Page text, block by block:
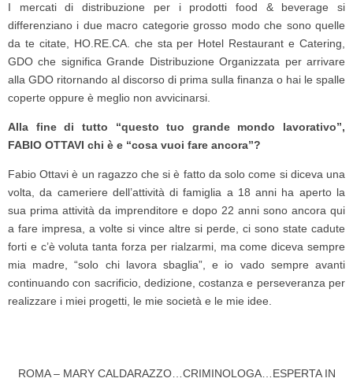
I mercati di distribuzione per i prodotti food & beverage si
differenziano i due macro categorie grosso modo che sono quelle
da te citate, HO.RE.CA. che sta per Hotel Restaurant e Catering,
GDO che significa Grande Distribuzione Organizzata per arrivare
alla GDO ritornando al discorso di prima sulla finanza o hai le spalle
coperte oppure è meglio non avvicinarsi.
Alla fine di tutto “questo tuo grande mondo lavorativo”,
FABIO OTTAVI chi è e “cosa vuoi fare ancora”?
Fabio Ottavi è un ragazzo che si è fatto da solo come si diceva una
volta, da cameriere dell’attività di famiglia a 18 anni ha aperto la
sua prima attività da imprenditore e dopo 22 anni sono ancora qui
a fare impresa, a volte si vince altre si perde, ci sono state cadute
forti e c’è voluta tanta forza per rialzarmi, ma come diceva sempre
mia madre, “solo chi lavora sbaglia”, e io vado sempre avanti
continuando con sacrificio, dedizione, costanza e perseveranza per
realizzare i miei progetti, le mie società e le mie idee.
ROMA – MARY CALDARAZZO…CRIMINOLOGA…ESPERTA IN